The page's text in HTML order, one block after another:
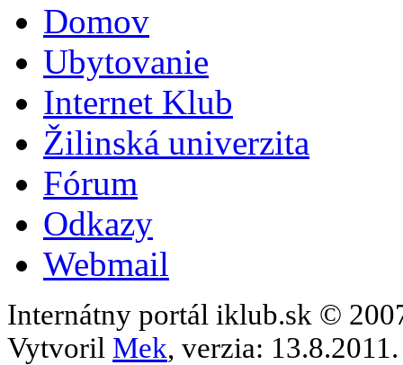
Domov
Ubytovanie
Internet Klub
Žilinská univerzita
Fórum
Odkazy
Webmail
Internátny portál iklub.sk ©
Vytvoril Mek, verzia: 13.8.2011.